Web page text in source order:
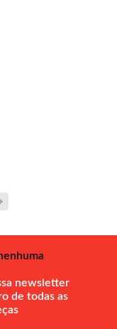
newsletter
de todas as